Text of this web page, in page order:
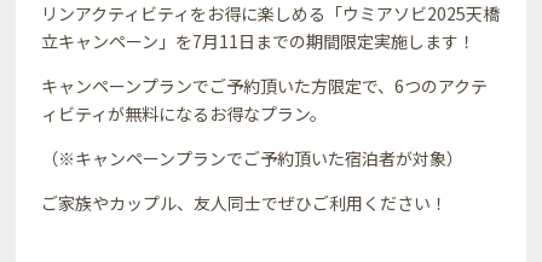
リンアクティビティをお得に楽しめる「ウミアソビ2025天橋
立キャンペーン」を7月11日までの期間限定実施します！
キャンペーンプランでご予約頂いた方限定で、6つのアクテ
ィビティが無料になるお得なプラン。
（※キャンペーンプランでご予約頂いた宿泊者が対象）
ご家族やカップル、友人同士でぜひご利用ください！